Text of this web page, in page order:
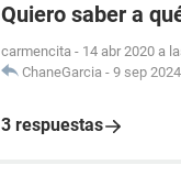
Quiero saber a
carmencita - 14 abr 2020 a
ChaneGarcia - 9 sep
3 respuestas